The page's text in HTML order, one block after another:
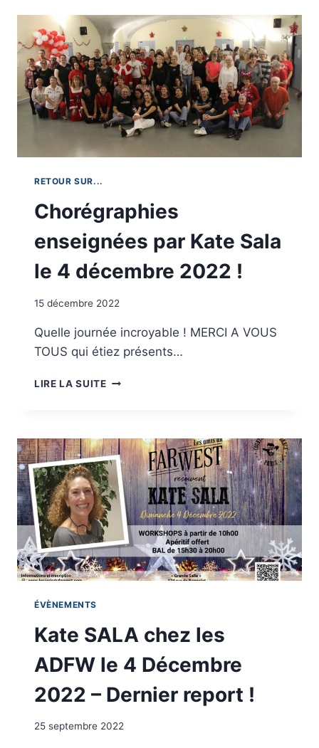
KATE
SALA
LE
27
JANVIER
2024
!
RETOUR SUR...
Chorégraphies
enseignées par Kate Sala
le 4 décembre 2022 !
15 décembre 2022
Quelle journée incroyable ! MERCI A VOUS
TOUS qui étiez présents…
LIRE LA SUITE CHORÉGRAPHIES
SALA
LE
4
DÉCEMBRE
2022
!
ÉVÈNEMENTS
Kate SALA chez les
ADFW le 4 Décembre
2022 – Dernier report !
25 septembre 2022